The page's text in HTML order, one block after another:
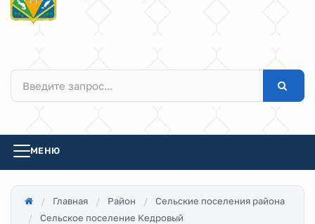
МЕНЮ
Главная Район
Сельские поселения района
Сельское поселение Кедровый